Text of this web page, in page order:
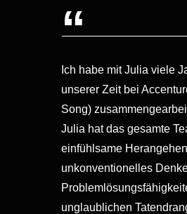
“
Ich habe mit Julia viele
unserer Zeit bei
Song)
Julia hat das gesamte
einfühlsame
unkonventionelles
unglaublichen